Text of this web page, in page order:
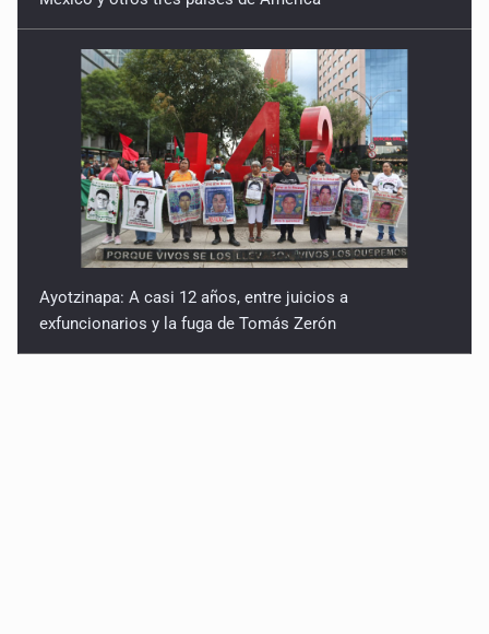
Ayotzinapa: A casi 12 años, entre juicios a
exfuncionarios y la fuga de Tomás Zerón